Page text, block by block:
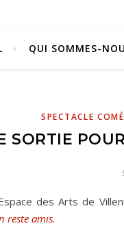
QUI SOMMES-
SPECTACLE
SORTIE
des Arts de
reste amis.